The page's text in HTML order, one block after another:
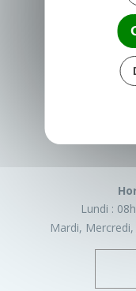
1
Lundi :
Mardi, Mercredi,